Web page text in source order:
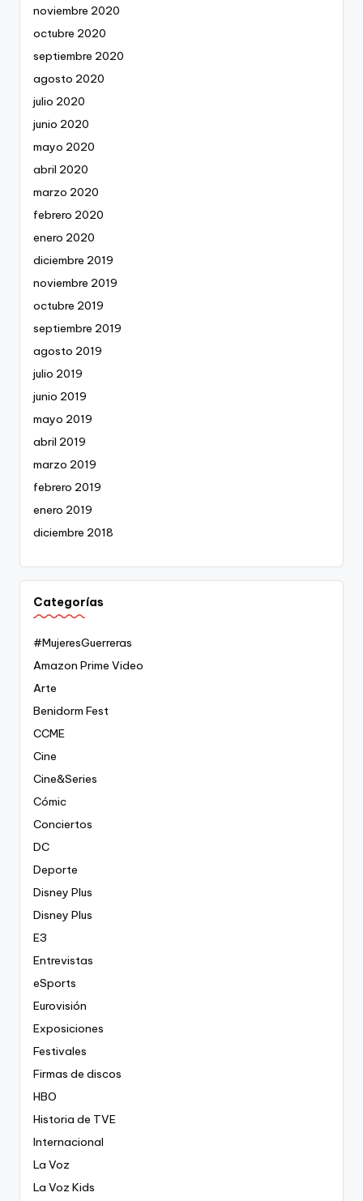
noviembre 2020
octubre 2020
septiembre 2020
agosto 2020
julio 2020
junio 2020
mayo 2020
abril 2020
marzo 2020
febrero 2020
enero 2020
diciembre 2019
noviembre 2019
octubre 2019
septiembre 2019
agosto 2019
julio 2019
junio 2019
mayo 2019
abril 2019
marzo 2019
febrero 2019
enero 2019
diciembre 2018
Categorías
#MujeresGuerreras
Amazon Prime Video
Arte
Benidorm Fest
CCME
Cine
Cine&Series
Cómic
Conciertos
DC
Deporte
Disney Plus
Disney Plus
E3
Entrevistas
eSports
Eurovisión
Exposiciones
Festivales
Firmas de discos
HBO
Historia de TVE
Internacional
La Voz
La Voz Kids